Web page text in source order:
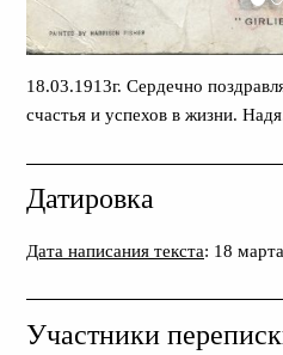
18.03.1913г. Сердечно
счастья и успехов в жизни.
Датировка
Дата написания текста: 18
Участники